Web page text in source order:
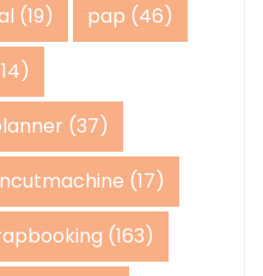
(19) pap (46)
(37)
(17)
(163)